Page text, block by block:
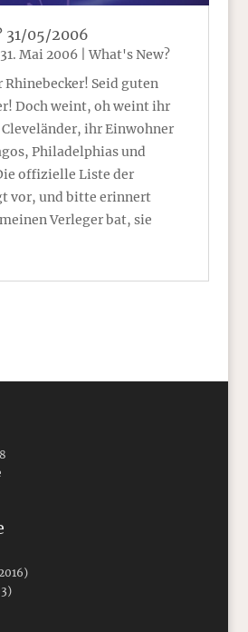
31/05/2006
31. Mai 2006|What's New?
Seid guten
Doch weint, oh weint ihr
ihr Einwohner
Philadelphias und
offizielle Liste der
vor, und bitte erinnert
Verleger bat, sie